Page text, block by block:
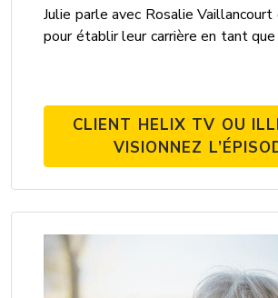
Julie parle avec Rosalie
pour établir leur carrière en tant
CLIENT HELIX TV OU
VISIONNEZ